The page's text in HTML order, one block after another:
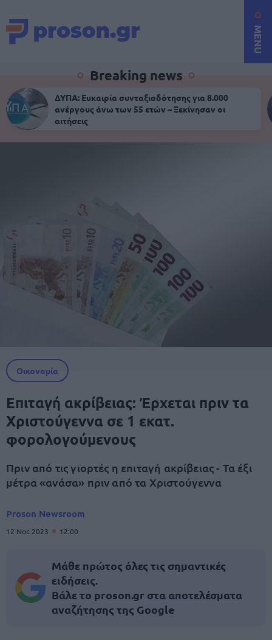
MENU
Breaking news
ΔΥΠΑ: Ευκαιρία συνταξιοδότησης για 8.000
ανέργους άνω των 55 ετών – Ξεκίνησαν οι
αιτήσεις
Οικονομία
Επιταγή ακρίβειας: Έρχεται πριν τα
Χριστούγεννα σε 1 εκατ.
φορολογούμενους
Πριν από τις γιορτές η επιταγή ακρίβειας - Τα έξι
μέτρα «ανάσα» πριν από τα Χριστούγεννα
Proson Newsroom
12 Νοε 2023 12:00
Μάθε πρώτος όλες τις σημαντικές
ειδήσεις.
Βάλε το proson.gr στα αποτελέσματα
αναζήτησης της Google